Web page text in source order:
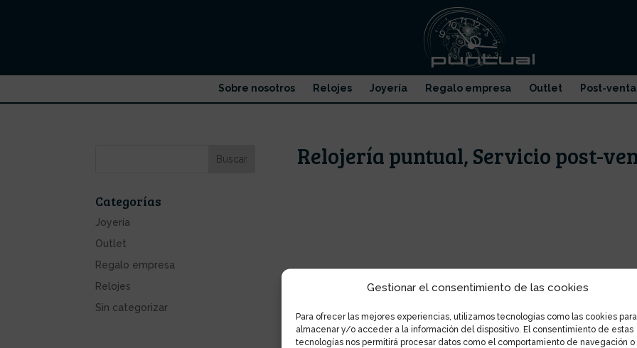
Gestionar el consentimiento de las cookies
Para ofrecer las mejores experiencias, utilizamos tecnologías como las cookies para
almacenar y/o acceder a la información del dispositivo. El consentimiento de estas
tecnologías nos permitirá procesar datos como el comportamiento de navegación o
Sobre nosotros Relojes Joyería Regalo empresa Outlet Post-venta
Relojería puntual, Servicio post-
Categorías
Joyería
Outlet
Regalo empresa
Relojes
Sin categorizar